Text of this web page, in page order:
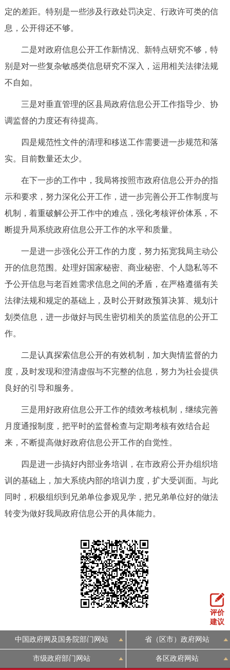
定的差距。特别是一些涉及行政处罚决定、行政许可类的信
息，公开得还不够。
二是对政府信息公开工作新情况、新特点研究不够，特
别是对一些复杂敏感类信息研究不深入，运用相关法律法规
不自如。
三是对垂直管理的区县局政府信息公开工作指导少、协
调监督的力度还有待提高。
四是规范性文件的清理和移送工作需要进一步规范和落
实。目前数量还太少。
在下一步的工作中，我局将按照市政府信息公开办的指
示和要求，努力深化公开工作，进一步完善公开工作制度与
机制，着重破解公开工作中的难点，强化考核评价体系，不
断提升局系统政府信息公开工作的水平和质量。
一是进一步强化公开工作的力度，努力拓宽我局主动公
开的信息范围。处理好国家秘密、商业秘密、个人隐私等不
予公开信息与老百姓需求信息之间的矛盾，在严格遵循有关
法律法规和规定的基础上，及时公开财政预算决算、规划计
划类信息，进一步做好与民生密切相关的质监信息的公开工
作。
二是认真探索信息公开的有效机制，加大舆情监督的力
度，及时发现和澄清虚假与不完整的信息，努力为社会提供
良好的引导和服务。
三是用好政府信息公开工作的绩效考核机制，继续完善
月度通报制度，把平时的监督检查与定期考核有效结合起
来，不断提高做好政府信息公开工作的自觉性。
四是进一步搞好内部业务培训，在市政府公开办组织培
训的基础上，加大系统内部的培训力度，扩大受训面。与此
同时，积极组织到兄弟单位参观见学，把兄弟单位好的做法
转变为做好我局政府信息公开的具体能力。
评价
建议
中国政府网及国务院部门网站 省（区市）政府网站
市级政府部门网站 各区政府网站